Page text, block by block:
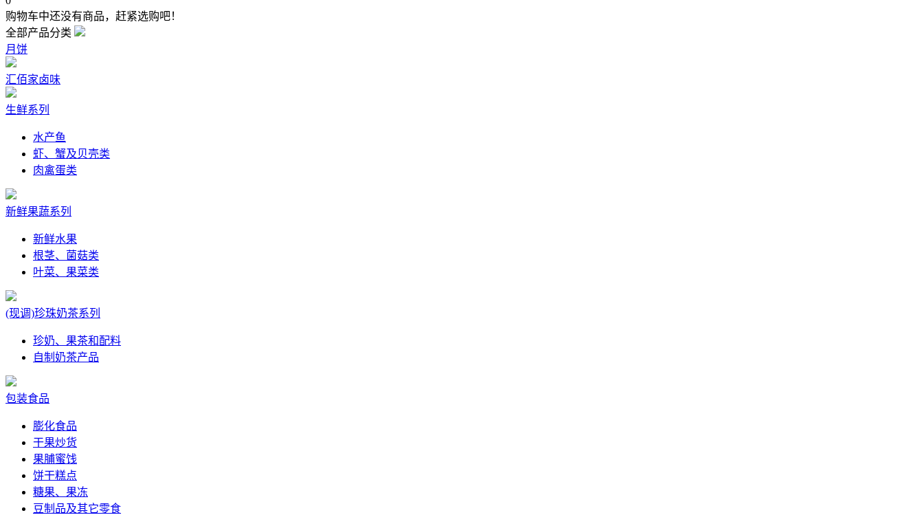
购物车中还没有商品，赶紧选购吧！
全部产品分类
月饼
汇佰家卤味
生鲜系列
水产鱼
虾、蟹及贝壳类
肉禽蛋类
新鲜果蔬系列
新鲜水果
根茎、菌菇类
叶菜、果菜类
(现调)珍珠奶茶系列
珍奶、果茶和配料
自制奶茶产品
包装食品
膨化食品
干果炒货
果脯蜜饯
饼干糕点
糖果、果冻
豆制品及其它零食